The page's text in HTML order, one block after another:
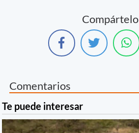
Compártelo
Comentarios